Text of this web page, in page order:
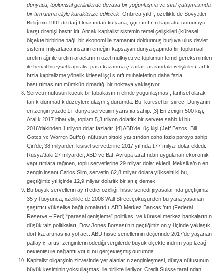
dünyada, toplumsal gerilimlerde devasa bir yoğunlaşma ve sınıf çatışmasında
bir tırmanma eliyle karakterize edilecek . Onlarca yıldır, özellikle de Sovyetler
Birliği’nin 1991’de dağıtılmasından bu yana, işçi sınıfının kapitalist sömürüye
karşı direnişi bastırıldı. Ancak kapitalist sistemin temel çelişkileri (küresel
ölçekte birbirine bağlı bir ekonomi ile zamanını doldurmuş burjuva ulus devlet
sistemi; milyarlarca insanın emeğini kapsayan dünya çapında bir toplumsal
üretim ağı ile üretim araçlarının özel mülkiyeti ve toplumun temel gereksinimleri
ile bencil bireysel kapitalist para kazanma çıkarları arasındaki çelişkiler), artık
hızla kapitalizme yönelik kitlesel işçi sınıfı muhalefetinin daha fazla
bastırılmasının mümkün olmadığı bir noktaya yaklaşıyor.
Servetin nüfusun küçük bir tabakasının elinde yoğunlaşması, tarihsel olarak
tanık olunmadık düzeylere ulaşmış durumda. Bu, küresel bir süreç. Dünyanın
en zengin yüzde 1’i, dünya servetinin yarısına sahip. [3] En zengin 500 kişi,
Aralık 2017 itibarıyla, toplam 5,3 trilyon dolarlık bir servete sahip ki bu,
2016’dakinden 1 trilyon dolar fazladır. [4] ABD’de, üç kişi (Jeff Bezos, Bill
Gates ve Warren Buffet), nüfusun alttaki yarısından daha fazla paraya sahip.
Çin’de, 38 milyarder, kişisel servetlerine 2017 yılında 177 milyar dolar ekledi.
Rusya’daki 27 milyarder, ABD ve Batı Avrupa tarafından uygulanan ekonomik
yaptırımlara rağmen, toplu servetlerine 29 milyar dolar ekledi. Meksika’nın en
zengin insanı Carlos Slim, servetini 62,8 milyar dolara yükseltti ki bu,
geçtiğimiz yıl içinde 12,9 milyar dolarlık bir artış demek.
Bu büyük servetlerin ayırt edici özelliği, hisse senedi piyasalarında geçtiğimiz
35 yıl boyunca, özellikle de 2008 Wall Street çöküşünden bu yana yaşanan
şaşırtıcı yükselişe bağlı olmalarıdır. ABD Merkez Bankası’nın (Federal
Reserve – Fed) “parasal genişleme” politikası ve küresel merkez bankalarının
düşük faiz politikaları, Dow Jones Borsası’nın geçtiğimiz on yıl içinde yaklaşık
dört kat artmasına yol açtı. ABD hisse senetlerinin değerinde 2017’de yaşanan
patlayıcı artış, zenginlerin ödediği vergilerde büyük ölçekte indirim yapılacağı
beklentisi ile bağlantılıydı ki bu gerçekleşmiş durumda.
Kapitalist oligarşinin zirvesinde yer alanların zenginleşmesi, dünya nüfusunun
büyük kesiminin yoksullaşması ile birlikte ilerliyor. Credit Suisse tarafından